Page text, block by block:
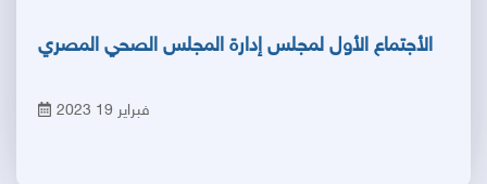
الأجتماع الأول لمجلس إدارة المجلس الصحي المصري
فبراير 19 2023